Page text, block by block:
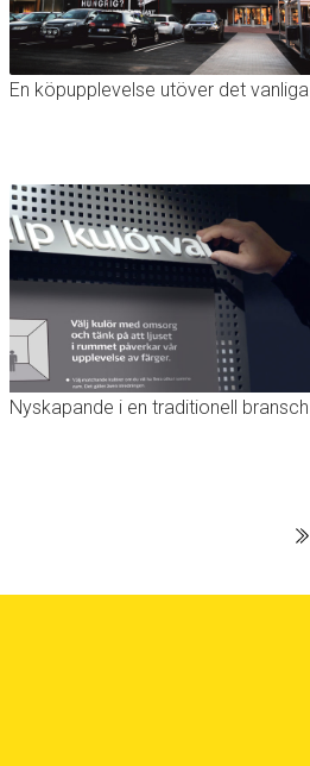
En köpupplevelse utöver det vanliga
Nyskapande i en traditionell bransch